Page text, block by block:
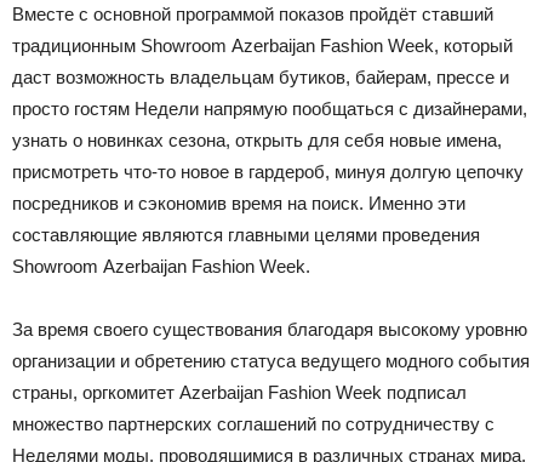
Вместе с основной программой показов пройдёт ставший
традиционным Showroom Аzerbaijan Fashion Week, который
даст возможность владельцам бутиков, байерам, прессе и
просто гостям Недели напрямую пообщаться с дизайнерами,
узнать о новинках сезона, открыть для себя новые имена,
присмотреть что-то новое в гардероб, минуя долгую цепочку
посредников и сэкономив время на поиск. Именно эти
составляющие являются главными целями проведения
Showroom Аzerbaijan Fashion Week.
За время своего существования благодаря высокому уровню
организации и обретению статуса ведущего модного события
страны, оргкомитет Аzerbaijan Fashion Week подписал
множество партнерских соглашений по сотрудничеству с
Неделями моды, проводящимися в различных странах мира,